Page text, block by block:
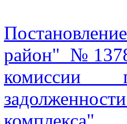
район"
комиссии